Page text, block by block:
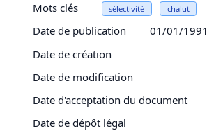
Mots clés
sélectivité chalut
Date de publication
01/01/1991
Date de création
Date de modification
Date d'acceptation du document
Date de dépôt légal